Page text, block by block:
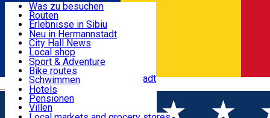
Română
Nützliche informationen
Aktivitäten & Abenteuer
Unterkunft
Essen, Getränke & Nachtleben
Was zu besuchen
Routen
Erlebnisse in Sibiu
Podcast
Kultur
Museen
Kirchen
Parks, Zoo
Im Umkreis von Hermannstadt
Neu in Hermannstadt
City Hall News
Local shop
Sibiu Handwerker
Sibiul Verde
Public services
Bildung
Wie komme ich nach Sibiu?
Touristeninfo
Reiseführer
Sport & Adventure
Bike routes
Schwimmen
Reiten
Fitnessstudio
Loc de joacă indoor
Hotels
Pensionen
Villen